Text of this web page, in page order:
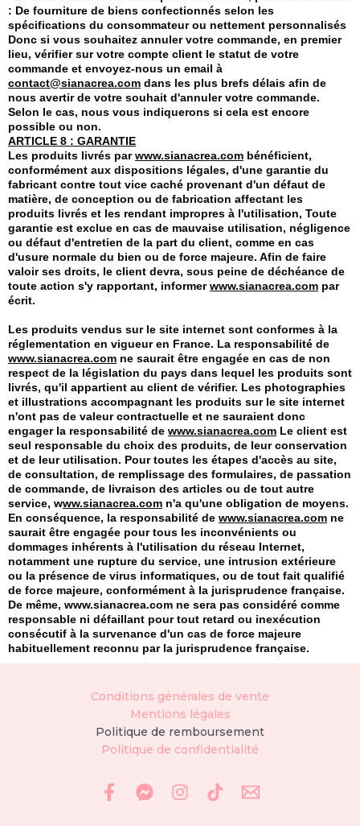
: De fourniture de biens confectionnés selon les
spécifications du consommateur ou nettement personnalisés
Donc si vous souhaitez annuler votre commande, en premier
lieu, vérifier sur votre compte client le statut de votre
commande et envoyez-nous un email à
contact@sianacrea.com dans les plus brefs délais afin de
nous avertir de votre souhait d'annuler votre commande.
Selon le cas, nous vous indiquerons si cela est encore
possible ou non.
ARTICLE 8 : GARANTIE
Les produits livrés parwww.sianacrea.com bénéficient,
conformément aux dispositions légales, d'une garantie du
fabricant contre tout vice caché provenant d'un défaut de
matière, de conception ou de fabrication affectant les
produits livrés et les rendant impropres à l'utilisation, Toute
garantie est exclue en cas de mauvaise utilisation, négligence
ou défaut d'entretien de la part du client, comme en cas
d'usure normale du bien ou de force majeure. Afin de faire
valoir ses droits, le client devra, sous peine de déchéance de
toute action s'y rapportant, informerwww.sianacrea.com par
écrit.
Les produits vendus sur le site internet sont conformes à la
réglementation en vigueur en France. La responsabilité de
www.sianacrea.com ne saurait être engagée en cas de non
respect de la législation du pays dans lequel les produits sont
livrés, qu'il appartient au client de vérifier. Les photographies
et illustrations accompagnant les produits sur le site internet
n'ont pas de valeur contractuelle et ne sauraient donc
engager la responsabilité de www.sianacrea.com Le client est
seul responsable du choix des produits, de leur conservation
et de leur utilisation. Pour toutes les étapes d'accès au site,
de consultation, de remplissage des formulaires, de passation
de commande, de livraison des articles ou de tout autre
service, www.sianacrea.com n'a qu'une obligation de moyens.
En conséquence, la responsabilité de www.sianacrea.com ne
saurait être engagée pour tous les inconvénients ou
dommages inhérents à l'utilisation du réseau Internet,
notamment une rupture du service, une intrusion extérieure
ou la présence de virus informatiques, ou de tout fait qualifié
de force majeure, conformément à la jurisprudence française.
De même, www.sianacrea.com ne sera pas considéré comme
responsable ni défaillant pour tout retard ou inexécution
consécutif à la survenance d'un cas de force majeure
habituellement reconnu par la jurisprudence française.
Conditions générales de vente
Mentions légales
Politique de remboursement
Politique de confidentialité